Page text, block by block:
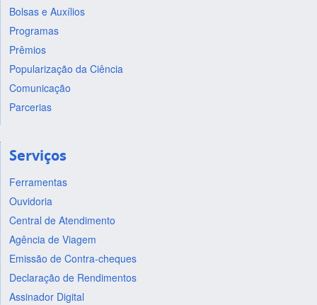
Bolsas e Auxílios
Programas
Prêmios
Popularização da Ciência
Comunicação
Parcerias
Serviços
Ferramentas
Ouvidoria
Central de Atendimento
Agência de Viagem
Emissão de Contra-cheques
Declaração de Rendimentos
Assinador Digital